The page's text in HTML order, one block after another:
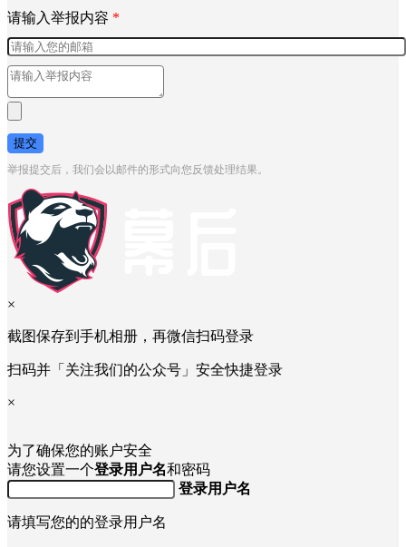
请输入举报内容 *
提交
举报提交后，我们会以邮件的形式向您反馈处理结果。
×
截图保存到手机相册，再微信扫码登录
扫码并「关注我们的公众号」安全快捷登录
×
为了确保您的账户安全
请您设置一个登录用户名和密码
登录用户名
请填写您的的登录用户名